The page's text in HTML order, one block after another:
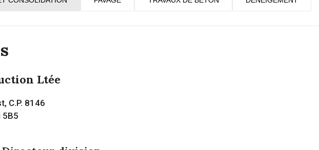
Ltée
C.P. 8146
5B5